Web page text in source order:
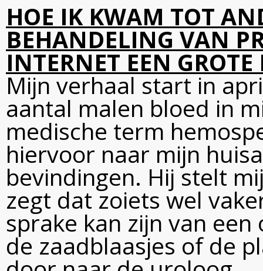
HOE IK KWAM TOT
BEHANDELING VAN
INTERNET EEN GROTE
Mijn verhaal start in
aantal malen bloed in
medische term
hiervoor naar mijn
bevindingen. Hij stelt
zegt dat zoiets wel
sprake kan zijn van
de zaadblaasjes of de